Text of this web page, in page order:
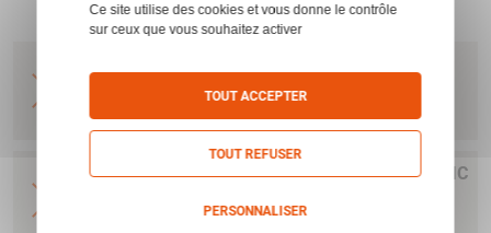
BALLISTIC VERT CROSSHAIR .223 AV/MONT
TA51 TRIJICON
LUNETTE ACOG 4X32 PILE RET ILLUM BALLISTIC
Ce site utilise des cookies et vous donne le contrôle
sur ceux que vous souhaitez activer
TOUT ACCEPTER
TOUT REFUSER
PERSONNALISER